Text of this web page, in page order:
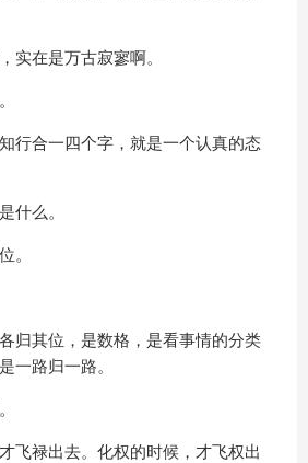
实在是万古寂寥啊。
行合一四个字，就是一个认真的态
什么。
。
归其位，是数格，是看事情的分类
一路归一路。
飞禄出去。化权的时候，才飞权出